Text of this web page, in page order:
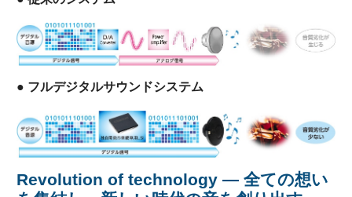
● フルデジタルサウンドシステム
Revolution of technology ― 全ての想い